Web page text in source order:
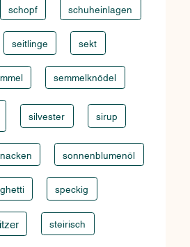
schopf schuheinlagen
seitlinge sekt
semmelknödel
silvester sirup
sonnenblumenöl
speckig
steirisch